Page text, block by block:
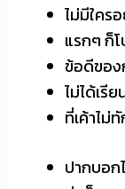
ไม่มีใคร
แรกๆ ก็
ข้อดีของ
ไม่ได้เรี
ที่เค้าไม่
ปากบอก